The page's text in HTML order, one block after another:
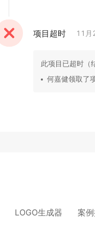
项目超时 11月
此项目已超时（
何嘉健领取了
LOGO生成器 案